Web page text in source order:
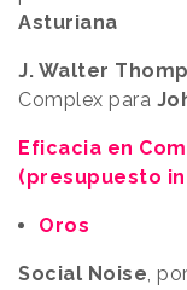
Asturiana
J. Walter
Complex para
Eficacia en
(presupuesto
Oros
Social Noise,